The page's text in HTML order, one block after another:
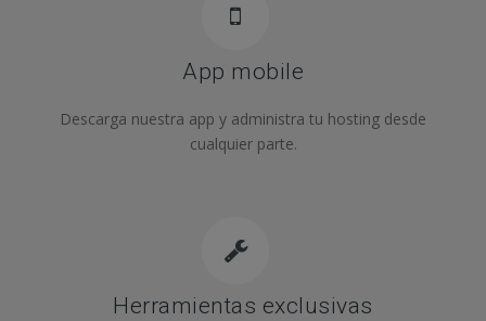
App mobile
Descarga nuestra app y administra tu hosting desde
cualquier parte.
Herramientas exclusivas